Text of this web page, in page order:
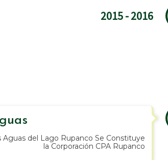
2015 - 2016
Aguas del Lago Rupanco Se Constituye
la Corporación CPA Rupanco